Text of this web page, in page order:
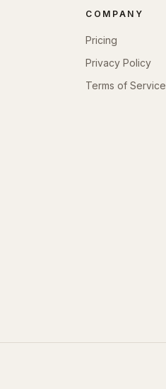
COMPANY
Pricing
Privacy Policy
Terms of Service